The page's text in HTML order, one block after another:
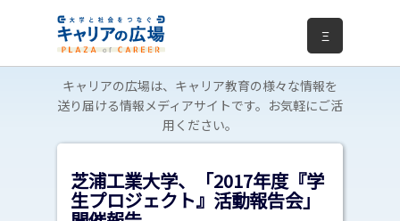
Ξ
キャリアの広場は、キャリア教育の様々な情報を
送り届ける情報メディアサイトです。お気軽にご活
用ください。
芝浦工業大学、「2017年度『学
生プロジェクト』活動報告会」